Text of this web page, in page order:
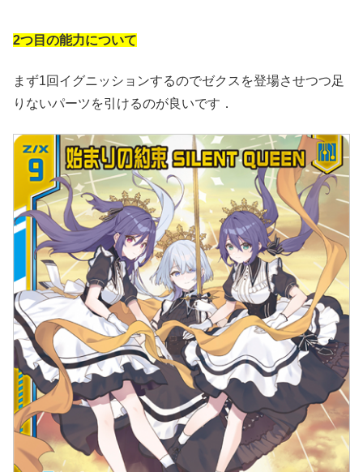
2つ目の能力について
まず1回イグニッションするのでゼクスを登場させつつ足
りないパーツを引けるのが良いです．